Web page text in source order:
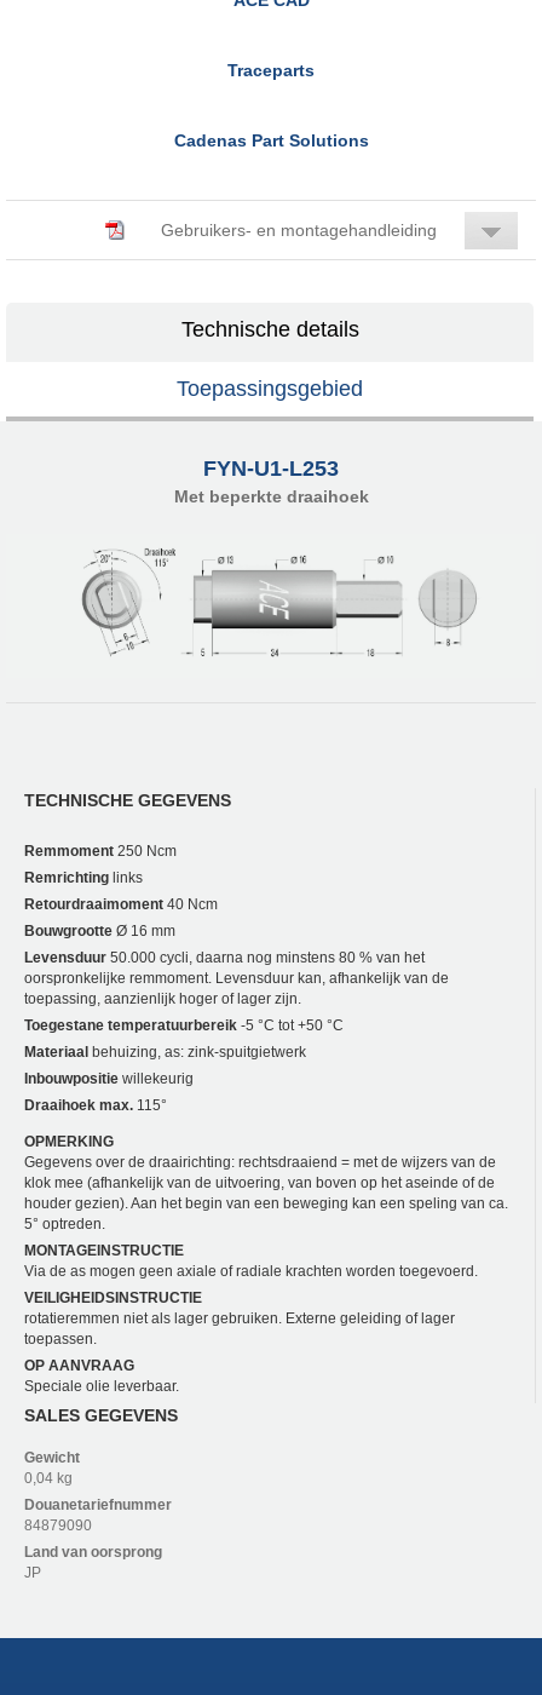
Traceparts
Cadenas Part Solutions
Gebruikers- en montagehandleiding
Technische details
Toepassingsgebied
FYN-U1-L253
Met beperkte draaihoek
TECHNISCHE GEGEVENS
Remmoment 250 Ncm
Remrichting links
Retourdraaimoment 40 Ncm
Bouwgrootte Ø 16 mm
Levensduur 50.000 cycli, daarna nog minstens 80 % van het
oorspronkelijke remmoment. Levensduur kan, afhankelijk van de
toepassing, aanzienlijk hoger of lager zijn.
Toegestane temperatuurbereik -5 °C tot +50 °C
Materiaal behuizing, as: zink-spuitgietwerk
Inbouwpositie willekeurig
Draaihoek max. 115°
OPMERKING
Gegevens over de draairichting: rechtsdraaiend = met de wijzers van de
klok mee (afhankelijk van de uitvoering, van boven op het aseinde of de
houder gezien). Aan het begin van een beweging kan een speling van ca.
5° optreden.
MONTAGEINSTRUCTIE
Via de as mogen geen axiale of radiale krachten worden toegevoerd.
VEILIGHEIDSINSTRUCTIE
rotatieremmen niet als lager gebruiken. Externe geleiding of lager
toepassen.
OP AANVRAAG
Speciale olie leverbaar.
SALES GEGEVENS
Gewicht
0,04 kg
Douanetariefnummer
84879090
Land van oorsprong
JP